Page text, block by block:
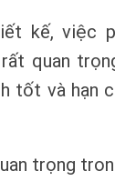
kế, việc
quan
tốt và hạn
trọng